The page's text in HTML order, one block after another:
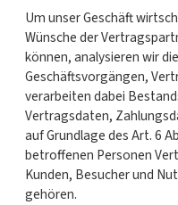
Um unser Geschäft
Wünsche der
können, analysieren wir
Geschäftsvorgängen,
verarbeiten dabei
Vertragsdaten,
auf Grundlage des Art. 6
betroffenen Personen
Kunden, Besucher und
gehören.